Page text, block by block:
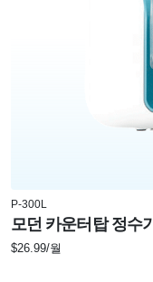
P-300L
모던 카운터탑 정수기
$26.99/월